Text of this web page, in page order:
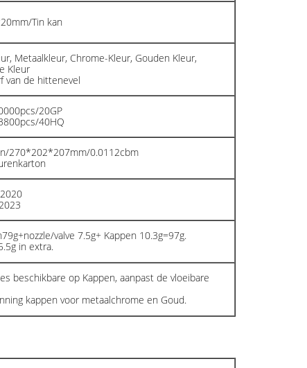
Tin kan
Metaalkleur, Chrome-Kleur, Gouden Kleur,
Kleur
van de hittenevel
20GP
40HQ
270*202*207mm/0.0112cbm
valve 7.5g+ Kappen 10.3g=97g.
in extra.
beschikbare op Kappen, aanpast de vloeibare
kappen voor metaalchrome en Goud.